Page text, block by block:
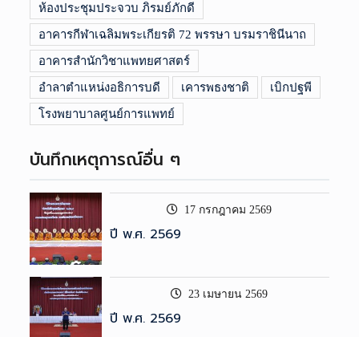
ห้องประชุมประจวบ ภิรมย์ภักดี
อาคารกีฬาเฉลิมพระเกียรติ 72 พรรษา บรมราชินีนาถ
อาคารสำนักวิชาแพทยศาสตร์
อำลาตำแหน่งอธิการบดี เคารพธงชาติ เบิกปฐพี
โรงพยาบาลศูนย์การแพทย์
บันทึกเหตุการณ์อื่น ๆ
17 กรกฎาคม 2569
ปี พ.ศ. 2569
23 เมษายน 2569
ปี พ.ศ. 2569